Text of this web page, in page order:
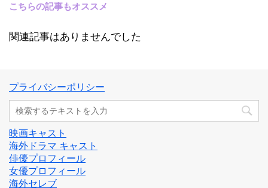
こちらの記事もオススメ
関連記事はありませんでした
プライバシーポリシー
映画キャスト
海外ドラマ キャスト
俳優プロフィール
女優プロフィール
海外セレブ